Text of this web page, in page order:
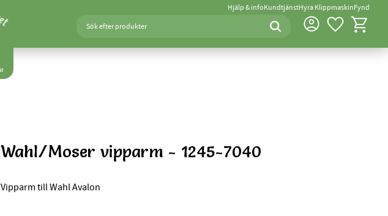
Hjälp & infoKundtjänstHyra KlippmaskinFynd
Favoriter
Kundvagn
Wahl/Moser vipparm - 1245-7040
Vipparm till Wahl Avalon